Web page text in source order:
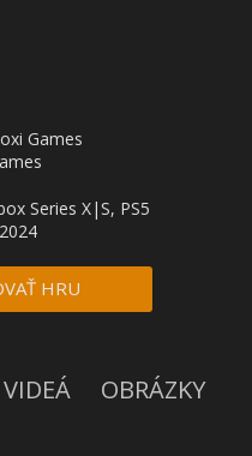
Games
Series X|S, PS5
2024
HRU
VIDEÁ OBRÁZKY